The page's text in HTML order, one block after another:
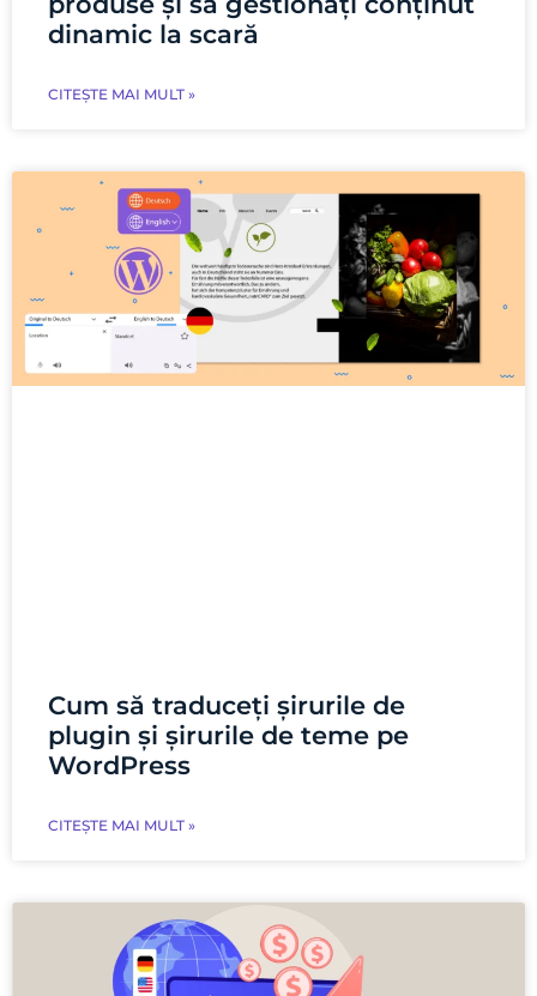
dinamic la scară
CITEȘTE MAI MULT »
Cum să traduceți șirurile de
plugin și șirurile de teme pe
WordPress
CITEȘTE MAI MULT »